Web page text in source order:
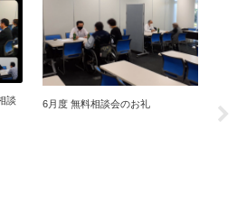
談
6月度 無料相談会のお礼
11